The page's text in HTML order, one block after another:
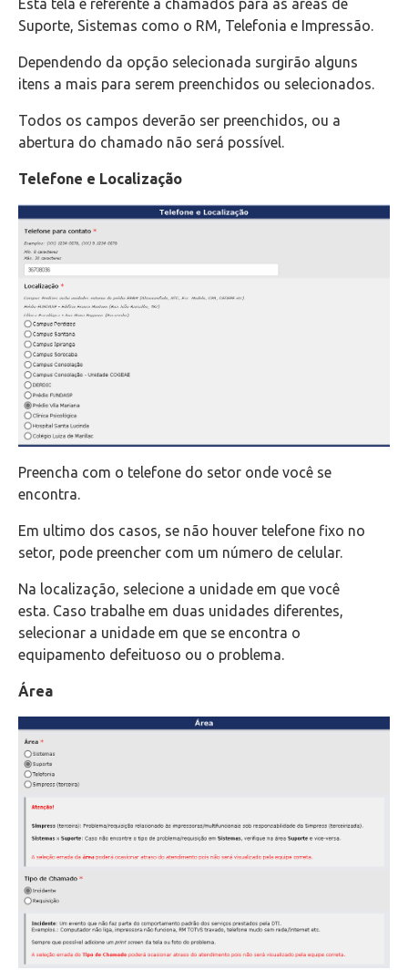
Suporte, Sistemas como o RM, Telefonia e Impressão.
Dependendo da opção selecionada surgirão alguns
itens a mais para serem preenchidos ou selecionados.
Todos os campos deverão ser preenchidos, ou a
abertura do chamado não será possível.
Telefone e Localização
Preencha com o telefone do setor onde você se
encontra.
Em ultimo dos casos, se não houver telefone fixo no
setor, pode preencher com um número de celular.
Na localização, selecione a unidade em que você
esta. Caso trabalhe em duas unidades diferentes,
selecionar a unidade em que se encontra o
equipamento defeituoso ou o problema.
Área